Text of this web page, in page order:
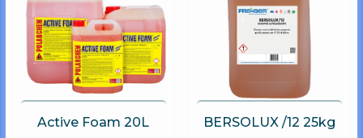
Active Foam 20L BERSOLUX /12 25kg